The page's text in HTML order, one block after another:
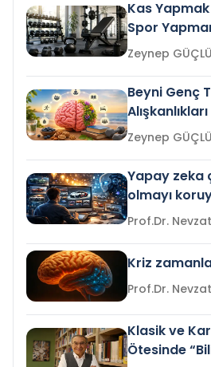
Kas
Spor
Zeynep
Beyni Genç
Alışkanlıkları
Zeynep
Yapay zeka
olmayı
Kriz
Klasik ve
Ötesinde